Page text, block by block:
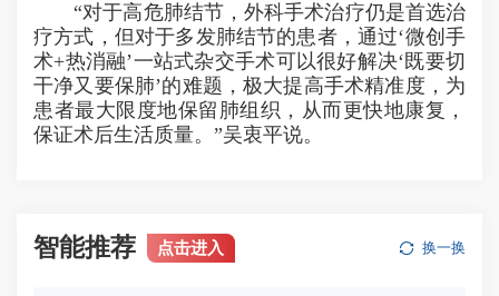
“对于高危肺结节，外科手术治疗仍是首选治
疗方式，但对于多发肺结节的患者，通过‘微创手
术+热消融’一站式杂交手术可以很好解决‘既要切
干净又要保肺’的难题，极大提高手术精准度，为
患者最大限度地保留肺组织，从而更快地康复，
保证术后生活质量。”吴衷平说。
智能推荐 点击进入 换一换